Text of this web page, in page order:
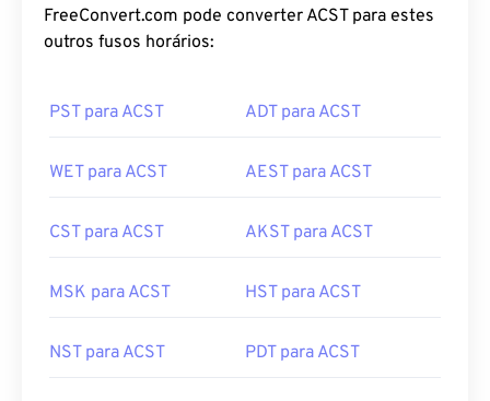
FreeConvert.com pode converter ACST para estes
outros fusos horários:
PST para ACST ADT para ACST
WET para ACST AEST para ACST
CST para ACST AKST para ACST
MSK para ACST HST para ACST
NST para ACST PDT para ACST